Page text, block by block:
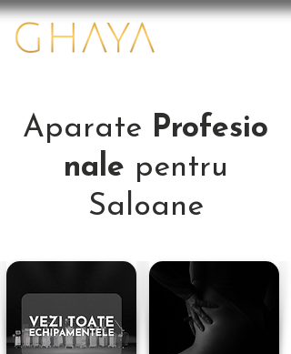
Aparate Profesio
nale pentru
Saloane